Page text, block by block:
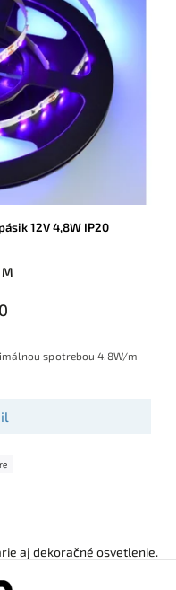
12V 4,8W IP20
spotrebou 4,8W/m
aj dekoračné osvetlenie.